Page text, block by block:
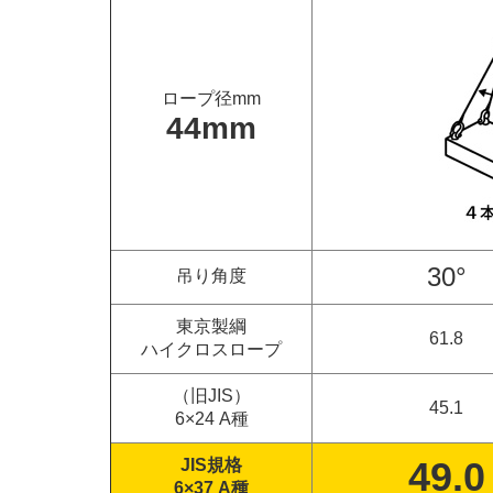
ロープ径mm
44mm
吊り角度 30°
東京製綱
ハイクロスロープ
61.8
（旧JIS）
6×24 A種
45.1
JIS規格
6×37 A種
49.0